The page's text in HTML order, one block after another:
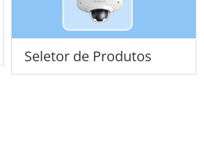
Seletor de Produtos